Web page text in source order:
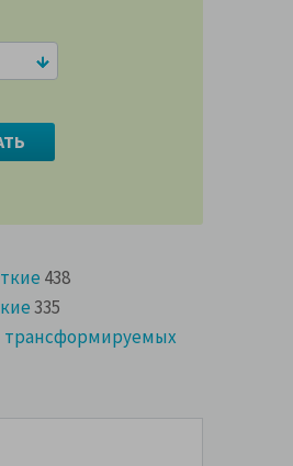
438
335
трансформируемых